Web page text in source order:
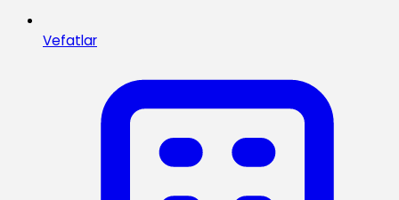
Vefatlar